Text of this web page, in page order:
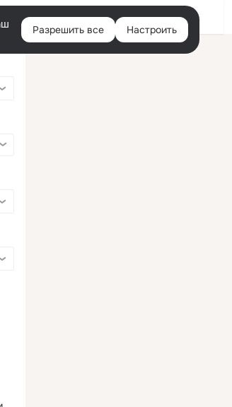
Войти
Разрешить все Настроить